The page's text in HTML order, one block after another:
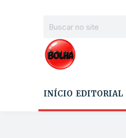
INÍCIO EDITORIAL